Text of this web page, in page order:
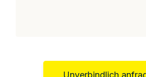
Unverbindlich